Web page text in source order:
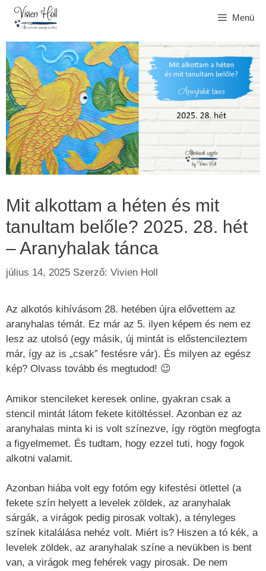
Kilépés
Menü
Mit alkottam a héten és mit
tanultam belőle? 2025. 28. hét
– Aranyhalak tánca
július 14, 2025 Szerző: Vivien Holl
Az alkotós kihívásom 28. hetében újra elővettem az
aranyhalas témát. Ez már az 5. ilyen képem és nem ez
lesz az utolsó (egy másik, új mintát is előstencileztem
már, így az is „csak” festésre vár). És milyen az egész
kép? Olvass tovább és megtudod! 😉
Amikor stencileket keresek online, gyakran csak a
stencil mintát látom fekete kitöltéssel. Azonban ez az
aranyhalas minta ki is volt színezve, így rögtön megfogta
a figyelmemet. És tudtam, hogy ezzel tuti, hogy fogok
alkotni valamit.
Azonban hiába volt egy fotóm egy kifestési ötlettel (a
fekete szín helyett a levelek zöldek, az aranyhalak
sárgák, a virágok pedig pirosak voltak), a tényleges
színek kitalálása nehéz volt. Miért is? Hiszen a tó kék, a
levelek zöldek, az aranyhalak színe a nevükben is bent
van, a virágok meg fehérek vagy pirosak. De nem